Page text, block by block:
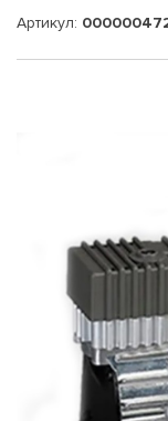
Артикул: